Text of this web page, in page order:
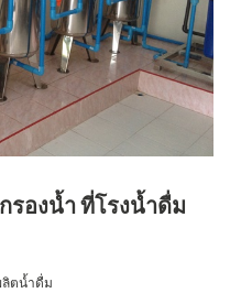
รองน้ำ ที่โรงน้ำดื่ม
ลิตน้ำดื่ม